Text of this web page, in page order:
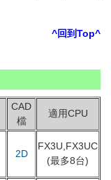
^回到Top^
CAD
檔
適用CPU
2D
FX3U,FX3UC
(最多8台)